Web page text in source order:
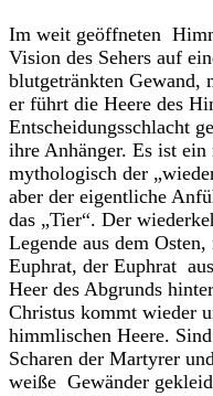
Im weit geöffneten
Vision des Sehers auf
blutgetränkten Gewand,
er führt die Heere des
Entscheidungsschlacht
ihre Anhänger. Es ist ein
mythologisch der
aber der eigentliche
das „Tier“. Der
Legende aus dem
Euphrat, der Euphrat
Heer des Abgrunds
Christus kommt wieder
himmlischen Heere.
Scharen der Martyrer
weiße Gewänder